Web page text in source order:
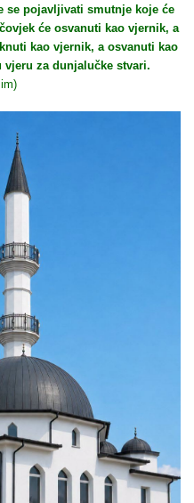
se pojavljivati smutnje koje će
će osvanuti kao vjernik, a
kao vjernik, a osvanuti kao
vjeru za dunjalučke stvari.